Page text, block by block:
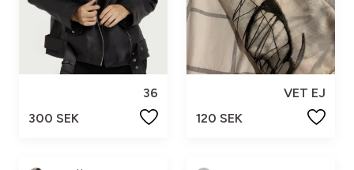
36
300 SEK
VET EJ
120 SEK